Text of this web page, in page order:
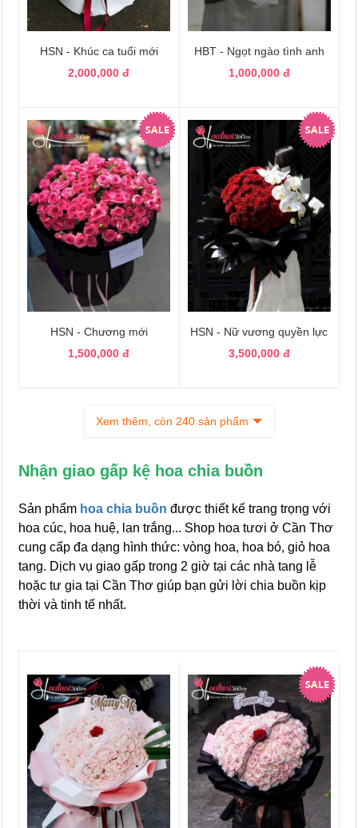
HSN - Khúc ca tuổi mới
2,000,000 đ
HBT - Ngọt ngào tình anh
1,000,000 đ
HSN - Chương mới
1,500,000 đ
HSN - Nữ vương quyền lực
3,500,000 đ
Xem thêm, còn 240 sản phẩm
Nhận giao gấp kệ hoa chia buồn
Sản phẩm hoa chia buồn được thiết kế trang trọng với
hoa cúc, hoa huệ, lan trắng... Shop hoa tươi ở Cần Thơ
cung cấp đa dạng hình thức: vòng hoa, hoa bó, giỏ hoa
tang. Dịch vụ giao gấp trong 2 giờ tại các nhà tang lễ
hoặc tư gia tại Cần Thơ giúp bạn gửi lời chia buồn kịp
thời và tinh tế nhất.